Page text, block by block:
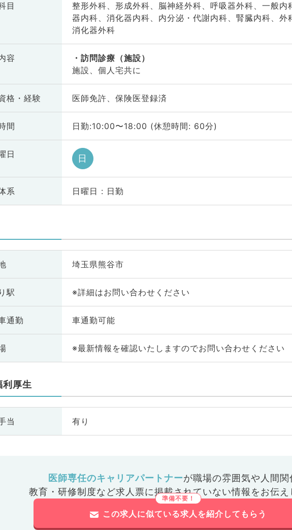
目
整形外科、形成外科、脳神経外科、呼吸器外科、一般内
器内科、消化器内科、内分泌・代謝内科、腎臓内科、外
消化器外科
容
訪問診療（施設）
施設、個人宅共に
格・ 経験 医師免許、保険医登録済
間 日勤:10:00〜18:00 (休憩時間: 60分)
日 日
系 日曜日 : 日勤
埼玉県熊谷市
駅 ※詳細はお問い合わせください
通勤 車通勤可能
※最新情報を確認いたしますのでお問い合わせください
厚生
当 有り
医師専任のキャリアパートナーが職場の雰囲気や人間関
教育・研修制度など求人票に掲載されていない情報をお伝え
この求人に似ている求人を紹介してもらう